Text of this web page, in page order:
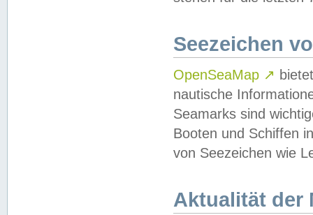
Seezeichen
OpenSeaMap ↗
nautische
Seamarks sind
Booten und Schiffen
von Seezeichen wie
Aktualität der